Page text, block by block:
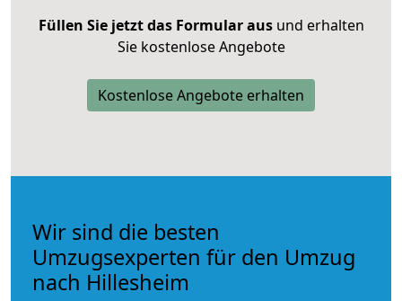
Füllen Sie jetzt das Formular ausund erhalten
Sie kostenlose Angebote
Kostenlose Angebote erhalten
Wir sind die besten
Umzugsexperten für den Umzug
nach Hillesheim